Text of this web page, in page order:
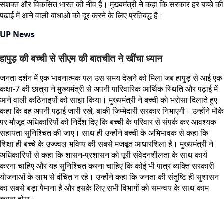
सशक्त और विकसित भारत की नींव हैं। मुख्यमंत्री ने कहा कि सरकार हर बच्चे की
पढ़ाई में आने वाली बाधाओं को दूर करने के लिए प्रतिबद्ध है।
UP News
हापुड़ की बच्ची से सीएम की बातचीत ने खींचा ध्यान
जनता दर्शन में एक भावनात्मक पल उस समय देखने को मिला जब हापुड़ से आई एक
कक्षा-7 की छात्रा ने मुख्यमंत्री से अपनी पारिवारिक आर्थिक स्थिति और पढ़ाई में
आने वाली कठिनाइयों को साझा किया। मुख्यमंत्री ने बच्ची को भरोसा दिलाते हुए
कहा कि वह अपनी पढ़ाई जारी रखे, बाकी जिम्मेदारी सरकार निभाएगी। उन्होंने मौके
पर मौजूद अधिकारियों को निर्देश दिए कि बच्ची के परिवार से संपर्क कर आवश्यक
सहायता सुनिश्चित की जाए। साथ ही उन्होंने बच्ची के अभिभावक से कहा कि
शिक्षा ही बच्चे के उज्ज्वल भविष्य की सबसे मजबूत आधारशिला है। मुख्यमंत्री ने
अधिकारियों से कहा कि शासन-प्रशासन को पूरी संवेदनशीलता के साथ कार्य
करना चाहिए और यह सुनिश्चित करना चाहिए कि कोई भी पात्र व्यक्ति सरकारी
योजनाओं के लाभ से वंचित न रहे। उन्होंने कहा कि जनता की संतुष्टि ही सुशासन
का सबसे बड़ा पैमाना है और इसके लिए सभी विभागों को समन्वय के साथ काम